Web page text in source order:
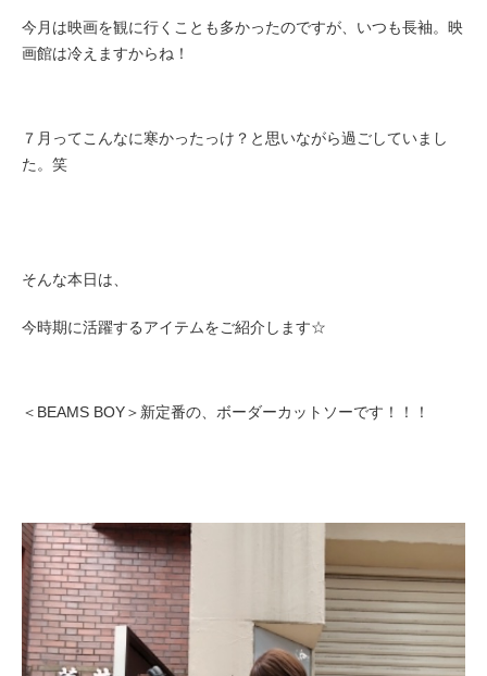
今月は映画を観に行くことも多かったのですが、いつも長袖。 映
画館は冷えますからね！
７月ってこんなに寒かったっけ？と思いながら過ごしていまし
た。笑
そんな本日は、
今時期に活躍するアイテムをご紹介します☆
＜BEAMS BOY＞新定番の、ボーダーカットソーです！！！